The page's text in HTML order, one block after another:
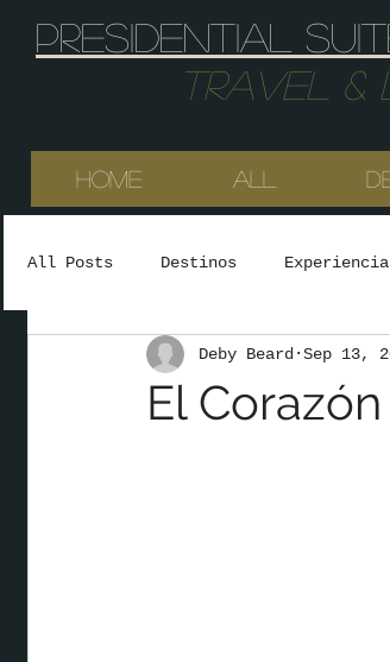
Presidential
Travel &
HOME All
All Posts Destinos
El
Deby Beard Sep 13,